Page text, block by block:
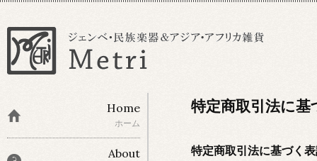
特定商取引法に
特定商取引法に基づく
Home
ホーム
About